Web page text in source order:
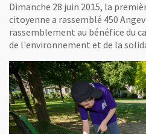
Dimanche 28 juin 2015, la
citoyenne a rassemblé 450
rassemblement au bénéfice du
de l'environnement et de la